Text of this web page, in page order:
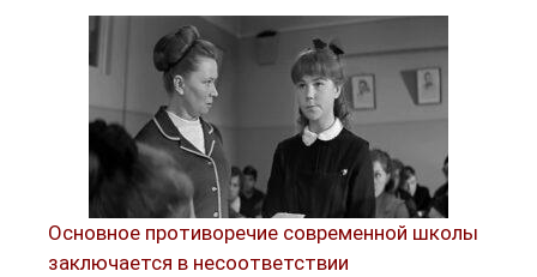
Основное противоречие современной школы
заключается в несоответствии